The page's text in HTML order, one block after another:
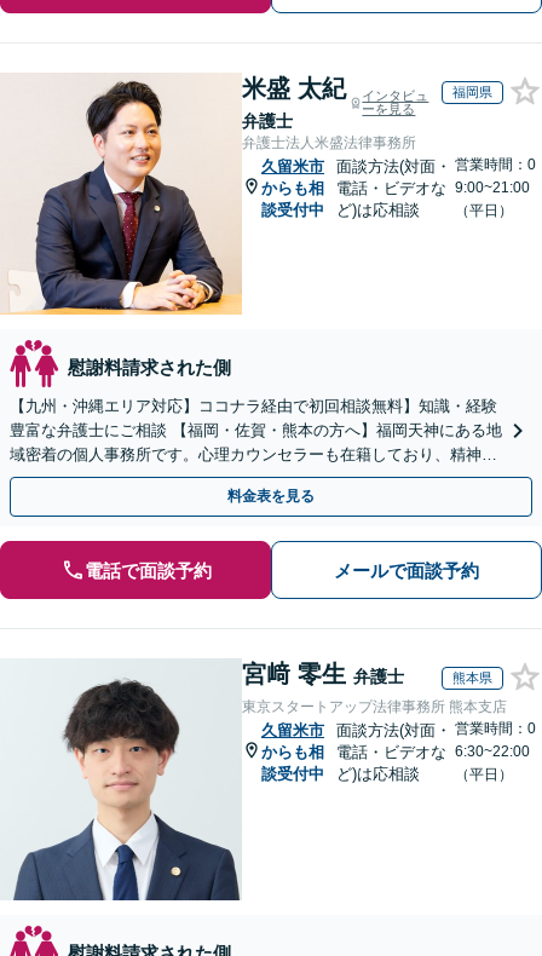
米盛 太紀
弁護士
インタビュ
ーを見る
福岡県
弁護士法人米盛法律事務所
久留米市
からも相
談受付中
面談方法(対面・
電話・ビデオな
ど)は応相談
営業時間：0
9:00~21:00
（平日）
慰謝料請求された側
【九州・沖縄エリア対応】ココナラ経由で初回相談無料】知識・経験
豊富な弁護士にご相談 【福岡・佐賀・熊本の方へ】福岡天神にある地
域密着の個人事務所です。心理カウンセラーも在籍しており、精神的
に不安な方にも安心してご相談頂けます
料金表を見る
電話で面談予約 メールで面談予約
宮﨑 零生 弁護士 熊本県
東京スタートアップ法律事務所 熊本支店
久留米市
からも相
談受付中
面談方法(対面・
電話・ビデオな
ど)は応相談
営業時間：0
6:30~22:00
（平日）